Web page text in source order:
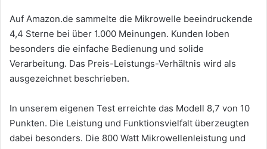
Auf Amazon.de sammelte die Mikrowelle beeindruckende
4,4 Sterne bei über 1.000 Meinungen. Kunden loben
besonders die einfache Bedienung und solide
Verarbeitung. Das Preis-Leistungs-Verhältnis wird als
ausgezeichnet beschrieben.
In unserem eigenen Test erreichte das Modell 8,7 von 10
Punkten. Die Leistung und Funktionsvielfalt überzeugten
dabei besonders. Die 800 Watt Mikrowellenleistung und